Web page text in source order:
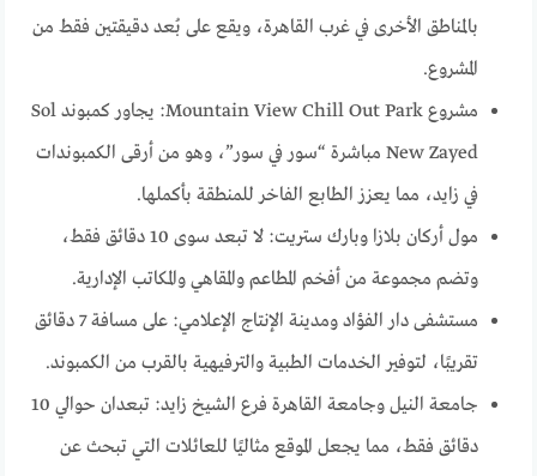
بالمناطق الأخرى في غرب القاهرة، ويقع على بُعد دقيقتين فقط من
المشروع.
مشروع Mountain View Chill Out Park: يجاور كمبوند Sol
New Zayed مباشرة “سور في سور”، وهو من أرقى الكمبوندات
في زايد، مما يعزز الطابع الفاخر للمنطقة بأكملها.
مول أركان بلازا وبارك ستريت: لا تبعد سوى 10 دقائق فقط،
وتضم مجموعة من أفخم المطاعم والمقاهي والمكاتب الإدارية.
مستشفى دار الفؤاد ومدينة الإنتاج الإعلامي: على مسافة 7 دقائق
تقريبًا، لتوفير الخدمات الطبية والترفيهية بالقرب من الكمبوند.
جامعة النيل وجامعة القاهرة فرع الشيخ زايد: تبعدان حوالي 10
دقائق فقط، مما يجعل الموقع مثاليًا للعائلات التي تبحث عن